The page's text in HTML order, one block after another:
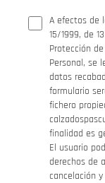
A efectos de
15/1999, de
Protección
Personal, se
datos
formulario
fichero
finalidad es
El usuario
derechos de
cancelación